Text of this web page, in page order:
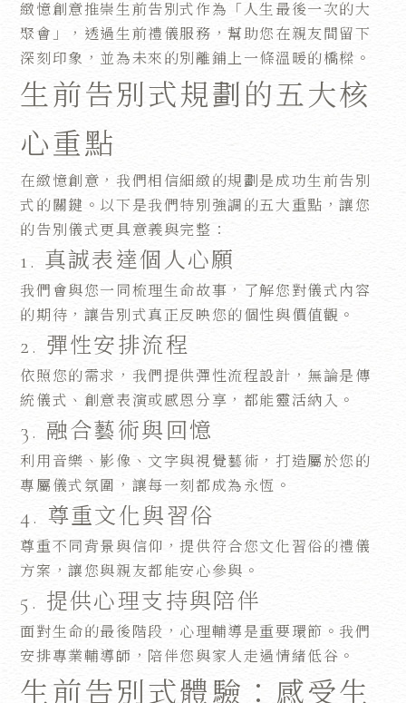
緻憶創意推崇生前告別式作為「人生最後一次的大
聚會」，透過生前禮儀服務，幫助您在親友間留下
深刻印象，並為未來的別離鋪上一條溫暖的橋樑。
生前告別式規劃的五大核
心重點
在緻憶創意，我們相信細緻的規劃是成功生前告別
式的關鍵。以下是我們特別強調的五大重點，讓您
的告別儀式更具意義與完整：
1. 真誠表達個人心願
我們會與您一同梳理生命故事，了解您對儀式內容
的期待，讓告別式真正反映您的個性與價值觀。
2. 彈性安排流程
依照您的需求，我們提供彈性流程設計，無論是傳
統儀式、創意表演或感恩分享，都能靈活納入。
3. 融合藝術與回憶
利用音樂、影像、文字與視覺藝術，打造屬於您的
專屬儀式氛圍，讓每一刻都成為永恆。
4. 尊重文化與習俗
尊重不同背景與信仰，提供符合您文化習俗的禮儀
方案，讓您與親友都能安心參與。
5. 提供心理支持與陪伴
面對生命的最後階段，心理輔導是重要環節。我們
安排專業輔導師，陪伴您與家人走過情緒低谷。
生前告別式體驗：感受生